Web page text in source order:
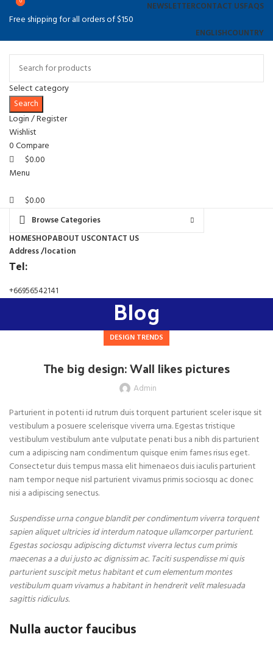
NEWSLETTERCONTACT USFAQS
Free shipping for all orders of $150
ENGLISHCOUNTRY
Select category
Search
Login / Register
Wishlist
0Compare
$0.00
Menu
$0.00
Browse Categories
HOMESHOPABOUT USCONTACT US
Address /location
Tel:
+66956542141 Blog
DESIGN TRENDS
The big design: Wall likes pictures
Admin
Parturient in potenti id rutrum duis torquent parturient sceler isque sit
vestibulum a posuere scelerisque viverra urna. Egestas tristique
vestibulum vestibulum ante vulputate penati bus a nibh dis parturient
cum a adipiscing nam condimentum quisque enim fames risus eget.
Consectetur duis tempus massa elit himenaeos duis iaculis parturient
nam tempor neque nisl parturient vivamus primis sociosqu ac donec
nisi a adipiscing senectus.
Suspendisse urna congue blandit per condimentum viverra torquent
sapien aliquet ultricies id interdum natoque ullamcorper parturient.
Egestas sociosqu adipiscing dictumst viverra lectus cum primis
maecenas a a dui justo ac dignissim ac. Taciti suspendisse mi quis
parturient suscipit metus habitant et cum elementum montes
vestibulum quam vivamus a habitant in hendrerit velit malesuada
sagittis ridiculus.
Nulla auctor faucibus